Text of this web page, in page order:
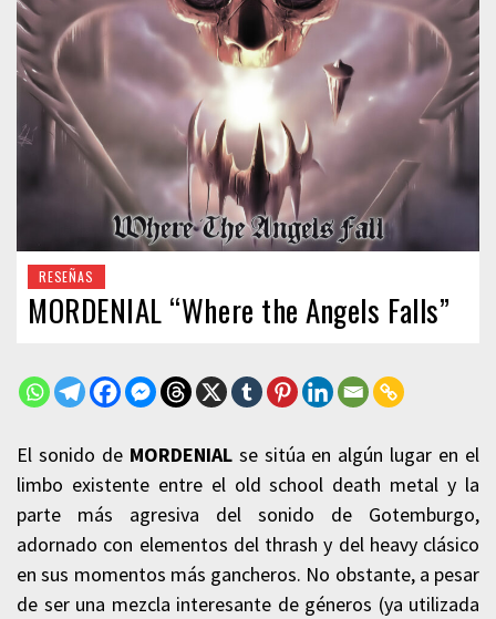
RESEÑAS
MORDENIAL “Where the Angels Falls”
El sonido de MORDENIALse sitúa en algún lugar en el
limbo existente entre el old school death metal y la
parte más agresiva del sonido de Gotemburgo,
adornado con elementos del thrash y del heavy clásico
en sus momentos más gancheros. No obstante, a pesar
de ser una mezcla interesante de géneros (ya utilizada